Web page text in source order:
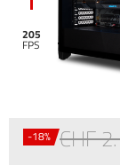
205
-18%